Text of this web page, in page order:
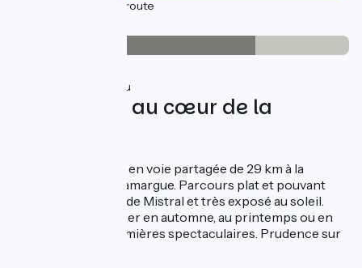
(100%) Sur route
(28%) Inconnu
Boucle vélo au cœur de la
Boucle découverte en voie partagée de 29 km à la
découverte de la Camargue. Parcours plat et pouvant
être venté par jour de Mistral et très exposé au soleil.
Parcours à privilégier en automne, au printemps ou en
hiver, offrant des lumières spectaculaires. Prudence sur